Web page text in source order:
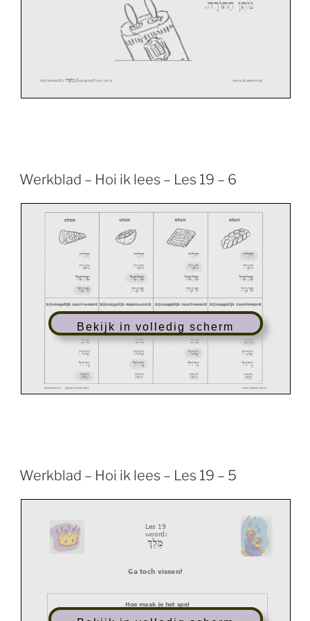
Hoi/wbles20/ משֶׁה / berachotTora /xtra www.ikleesivriet.
Werkblad – Hoi ik lees – Les 19 – 6
Bekijk in volledig scherm
Hoi/wbles19/ /gatochvissen/xtra www.ikleesivriet.nl
Werkblad – Hoi ik lees – Les 19 – 5
L es 1 9
woord:
מֶלֶךְ
Ga toch vissen!
Hoe maak je het spel